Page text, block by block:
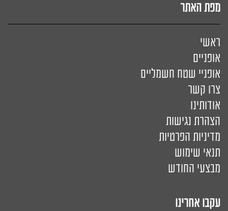
מפת האתר
ראשי
אופניים
אופניי שטח חשמליים
צרו קשר
אודותינו
הצהרת נגישות
מדיניות הפרטיות
תנאי שימוש
מבצעי החודש
עקבו אחרינו